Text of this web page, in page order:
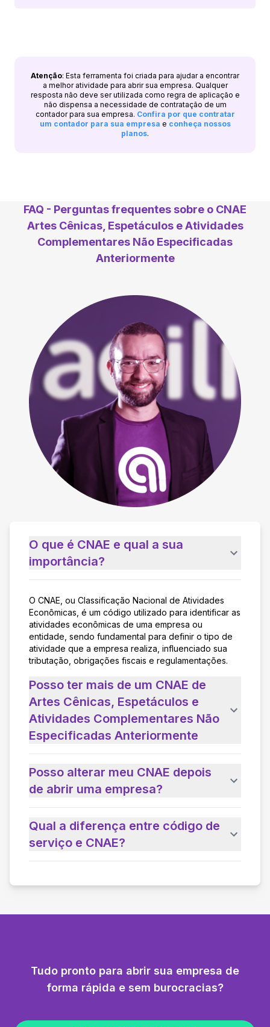
Atenção: Esta ferramenta foi criada para ajudar a encontrar
a melhor atividade para abrir sua empresa. Qualquer
resposta não deve ser utilizada como regra de aplicação e
não dispensa a necessidade de contratação de um
contador para sua empresa. Confira por que contratar
um contador para sua empresa e conheça nossos
planos.
FAQ - Perguntas frequentes sobre o CNAE
Artes Cênicas, Espetáculos e Atividades
Complementares Não Especificadas
Anteriormente
O que é CNAE e qual a sua
importância?
O CNAE, ou Classificação Nacional de Atividades
Econômicas, é um código utilizado para identificar as
atividades econômicas de uma empresa ou
entidade, sendo fundamental para definir o tipo de
atividade que a empresa realiza, influenciado sua
tributação, obrigações fiscais e regulamentações.
Posso ter mais de um CNAE de
Artes Cênicas, Espetáculos e
Atividades Complementares Não
Especificadas Anteriormente
Posso alterar meu CNAE depois
de abrir uma empresa?
Qual a diferença entre código de
serviço e CNAE?
Tudo pronto para abrir sua empresa de
forma rápida e sem burocracias?